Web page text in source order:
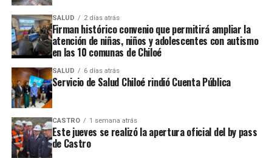
Intendente de Los Lagos, Leonardo de la Prida, que
disponga de un espacio físico permanente y adecuado
para que los profesionales de la prensa puedan realizar
sus despachos, redacciones de notas, descarga de
imágenes, entre otras labores propias de la labor
periodística. Para que nunca más se repitan escenas
como las recientemente conocidas.
Firma la declaración, Melissa Valenzuela Lintz,
Presidenta Consejo Décima Sur Colegio de Periodistas de
Chile.
SALUD 2 días atrás
Firman histórico convenio que permitirá ampliar la
atención de niñas, niños y adolescentes con autismo
en las 10 comunas de Chiloé
SALUD 6 días atrás
Servicio de Salud Chiloé rindió Cuenta Pública
CASTRO 1 semana atrás
Este jueves se realizó la apertura oficial del by pass
de Castro